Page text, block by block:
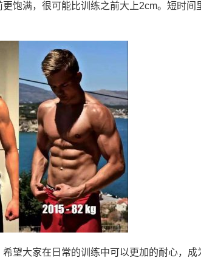
饱满，很可能比训练之前大上2cm。短时间
望大家在日常的训练中可以更加的耐心，成